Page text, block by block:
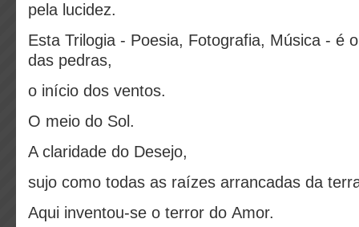
pela lucidez.
Esta Trilogia - Poesia, Fotografia, Música - é
das pedras,
o início dos ventos.
O meio do Sol.
A claridade do Desejo,
sujo como todas as raízes arrancadas da
Aqui inventou-se o terror do Amor.